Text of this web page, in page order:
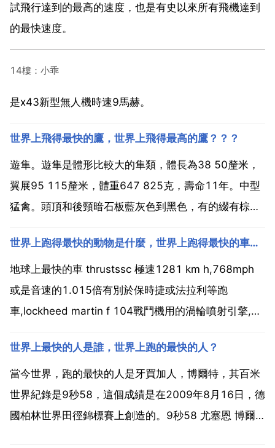
試飛行達到的最高的速度，也是有史以來所有飛機達到
的最快速度。
14樓：小乖
是x43新型無人機時速9馬赫。
世界上飛得最快的鷹，世界上飛得最高的鷹？？？
遊隼。遊隼是體形比較大的隼類，體長為38 50釐米，
翼展95 115釐米，體重647 825克，壽命11年。中型
猛禽。頭頂和後頸暗石板藍灰色到黑色，有的綴有棕
衝捕獵本領因不是天生就會的，故它還有自然界罕見的
教授雛鳥捕食技巧的行為。雛鳥在羽毛豐滿，振翅...
世界上跑得最快的動物是什麼，世界上跑得最快的車是什麼車？
地球上最快的車 thrustssc 極速1281 km h,768mph
或是音速的1.015倍有別於保時捷或法拉利等跑
車,lockheed martin f 104戰鬥機用的渦輪噴射引擎,提
中客車 f1的bar honda車隊 明年就叫本田了 ...
世界上最快的人是誰，世界上跑的最快的人？
當今世界，跑的最快的人是牙買加人，博爾特，其百米
世界紀錄是9秒58，這個成績是在2009年8月16日，德
國柏林世界田徑錦標賽上創造的。9秒58 尤塞恩 博爾